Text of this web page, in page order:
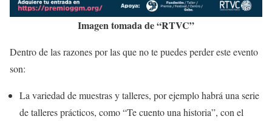
Imagen tomada de “RTVC”
Dentro de las razones por las que no te puedes perder este evento
son:
La variedad de muestras y talleres, por ejemplo habrá una serie
de talleres prácticos, como “Te cuento una historia”, con el